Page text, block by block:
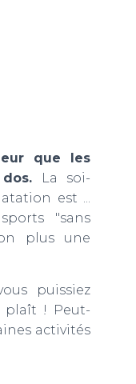
que les
La soi-
est ...
"sans
plus une
puissiez
plaît ! Peut-
activités